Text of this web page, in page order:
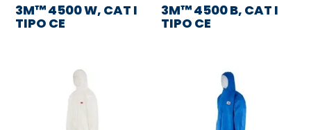
3M™ 4500 W, CAT I
TIPO CE
3M™ 4500 B, CAT I
TIPO CE